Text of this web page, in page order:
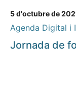
5 d'octubre de
Agenda Digital i
Jornada de